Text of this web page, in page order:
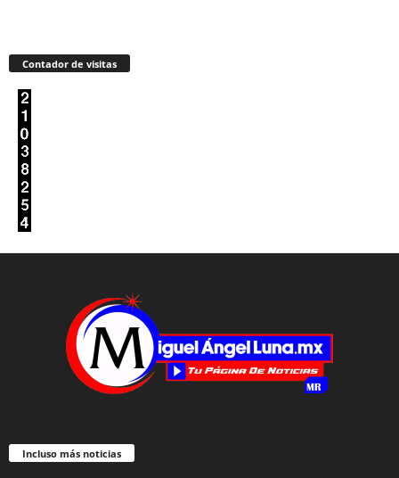
Contador de visitas
Incluso más noticias